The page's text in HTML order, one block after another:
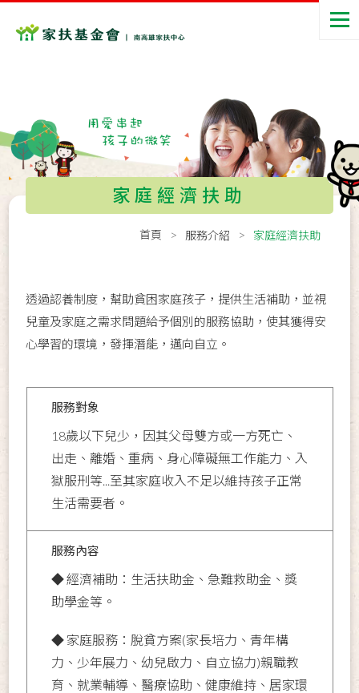
家庭經濟扶助
首頁 服務介紹 家庭經濟扶助
透過認養制度，幫助貧困家庭孩子，提供生活補助，並視
兒童及家庭之需求問題給予個別的服務協助，使其獲得安
心學習的環境，發揮潛能，邁向自立。
服務對象
18歲以下兒少，因其父母雙方或一方死亡、
出走、離婚、重病、身心障礙無工作能力、入
獄服刑等...至其家庭收入不足以維持孩子正常
生活需要者。
服務內容
◆ 經濟補助：生活扶助金、急難救助金、獎
助學金等。
◆ 家庭服務：脫貧方案(家長培力、青年構
力、少年展力、幼兒啟力、自立協力)親職教
育、就業輔導、醫療協助、健康維持、居家環